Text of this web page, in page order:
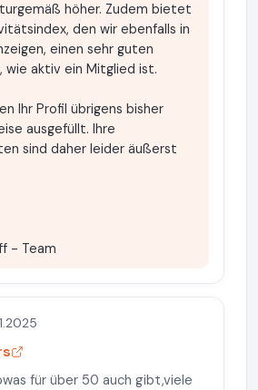
höher. Zudem bietet
den wir ebenfalls in
einen sehr guten
wie aktiv ein Mitglied ist.
Ihr Profil übrigens bisher
ausgefüllt. Ihre
sind daher leider äußerst
- Team
für über 50 auch gibt,viele